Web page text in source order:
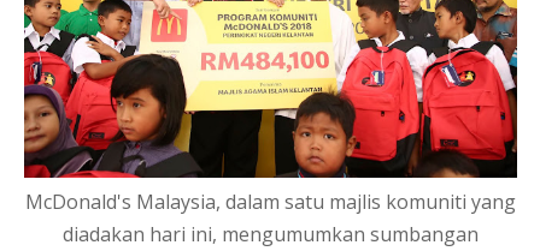
McDonald's Malaysia, dalam satu majlis komuniti yang
diadakan hari ini, mengumumkan sumbangan